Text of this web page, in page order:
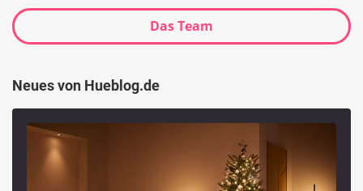
Das Team
Neues von Hueblog.de